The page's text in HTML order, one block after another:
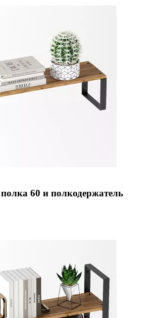
60 и полкодержатель